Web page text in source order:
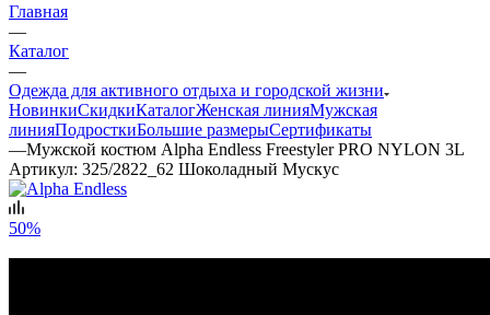
Главная
—
Каталог
—
Одежда для активного отдыха и городской жизни
НовинкиСкидкиКаталогЖенская линияМужская
линияПодросткиБольшие размерыСертификаты
—Мужской костюм Alpha Endless Freestyler PRO NYLON 3L
Артикул: 325/2822_62 Шоколадный Мускус
50%